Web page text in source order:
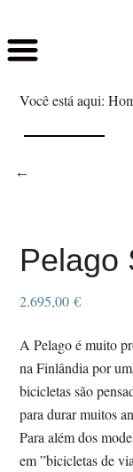
Skip
main
content
Saltar
rodapé
Você está aqui:
Pelago
2.695,00€
A Pelago é muito
na Finlândia por
bicicletas são
para durar muitos
Para além dos
em ”bicicletas de